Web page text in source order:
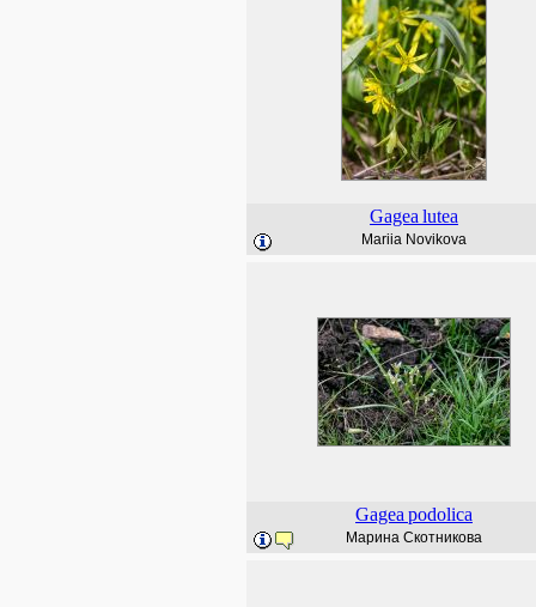
Gagea lutea
Mariia Novikova
Gagea podolica
Марина Скотникова